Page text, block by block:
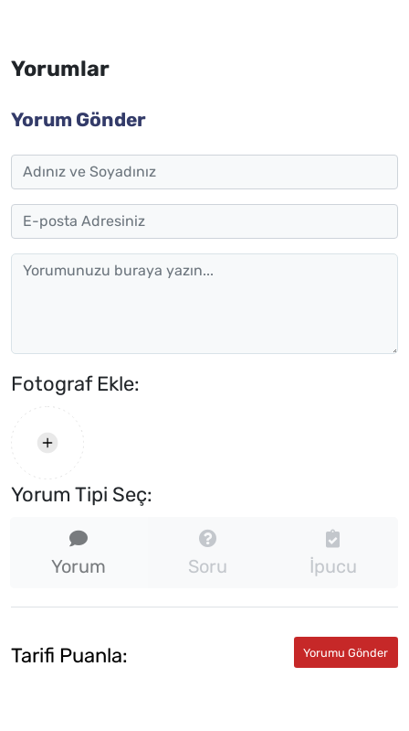
Yorumlar
Yorum Gönder
Fotograf Ekle:
Yorum Tipi Seç:
Yorum Soru İpucu
Tarifi Puanla: